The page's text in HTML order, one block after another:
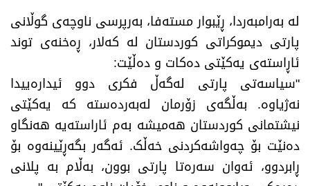
​لە بەرامبەردا، ڕێبوار مستەفا، بەرپرسی ناوچەی گوڵانی
پارتی دیموکراتی کوردستان لە کەلار، ڕەخنەی توند
ئاڕاستەی یەکێتی دەکات و دەڵێت:
​"سیاسەتی پارتی لەگەڵ فکری دوو ئیدارەییدا
نەژیاوە. بەڵگەی زۆرمان لەبەردەستە کە یەکێتی
نیشتمانی کوردستان هەمیشە بەم ئاراستەیە هەنگاو
دەنێت بۆ چەواشەکردنی خەڵک. ئەگەر بگەڕێینەوە بۆ
ڕابردوو، ئەوان سەرەتا پارتی بوون، بەڵام بە پلانی